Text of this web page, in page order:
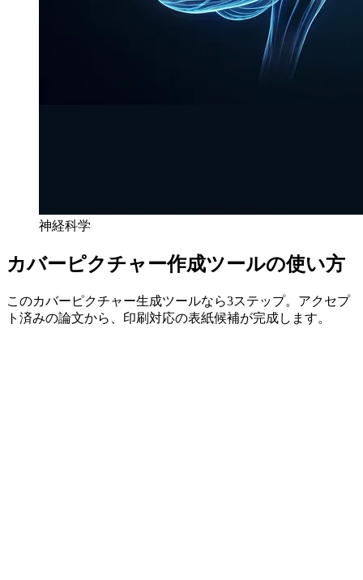
神経科学
カバーピクチャー作成ツールの使い方
このカバーピクチャー生成ツールなら3ステップ。アクセプ
ト済みの論文から、印刷対応の表紙候補が完成します。